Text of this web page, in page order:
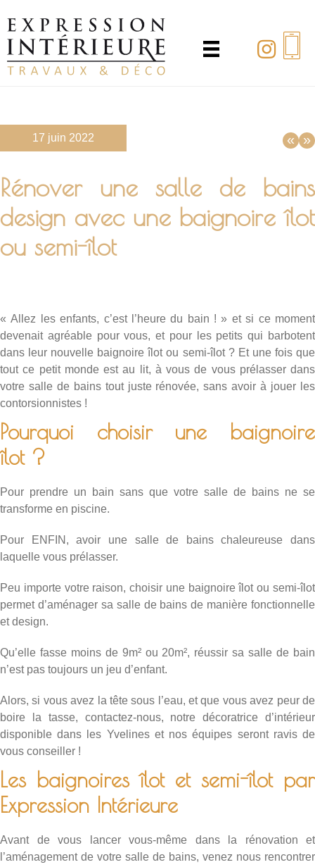
au
contenu
principal
« »
17 juin 2022
Rénover une salle de bains
design avec une baignoire îlot
ou semi-îlot
« Allez les enfants, c’est l’heure du bain ! » et si ce moment
devenait agréable pour vous, et pour les petits qui barbotent
dans leur nouvelle baignoire îlot ou semi-îlot ? Et une fois que
tout ce petit monde est au lit, à vous de vous prélasser dans
votre salle de bains tout juste rénovée, sans avoir à jouer les
contorsionnistes !
Pourquoi choisir une baignoire
îlot ?
Pour prendre un bain sans que votre salle de bains ne se
transforme en piscine.
Pour ENFIN, avoir une salle de bains chaleureuse dans
laquelle vous prélasser.
Peu importe votre raison, choisir une baignoire îlot ou semi-îlot
permet d’aménager sa salle de bains de manière fonctionnelle
et design.
Qu’elle fasse moins de 9m² ou 20m², réussir sa salle de bain
n’est pas toujours un jeu d’enfant.
Alors, si vous avez la tête sous l’eau, et que vous avez peur de
boire la tasse, contactez-nous, notre décoratrice d’intérieur
disponible dans les Yvelines et nos équipes seront ravis de
vous conseiller !
Les baignoires îlot et semi-îlot par
Expression Intérieure
Avant de vous lancer vous-même dans la rénovation et
l’aménagement de votre salle de bains, venez nous rencontrer